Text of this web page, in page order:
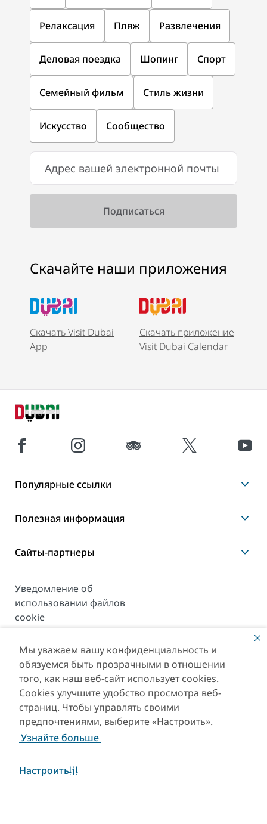
Мы уважаем вашу конфиденциальность и
обязуемся быть прозрачными в отношении
того, как наш веб-сайт использует cookies.
Cookies улучшите удобство просмотра веб-
страниц. Чтобы управлять своими
предпочтениями, выберите «Настроить».
Узнайте больше
Настроить
Релаксация Пляж Развлечения
Деловая поездка Шопинг Спорт
Семейный фильм Стиль жизни
Искусство Сообщество
Скачайте наши приложения
Скачать Visit Dubai
App
Скачать приложение
Visit Dubai Calendar
Популярные ссылки
Полезная информация
Сайты-партнеры
Уведомление об
использовании файлов
cookie
Карта сайта
© 2026. Все права защищены. Сайт находится под
управлением Департамента экономики и туризма
Дубая.
Последнее обновление сайта [06/08/2026]
This site is protected by reCAPTCHA and the Google
Privacy PolicyandTerms of Service